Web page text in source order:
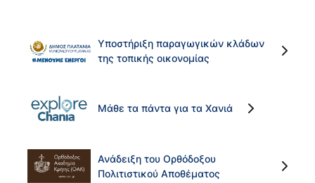
Υποστήριξη παραγωγικών κλάδων
της τοπικής οικονομίας
Μάθε τα πάντα για τα Χανιά
Ανάδειξη του Ορθόδοξου
Πολιτιστικού Αποθέματος